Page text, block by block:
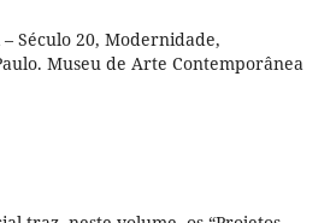
Século 20, Modernidade,
Museu de Arte Contemporânea